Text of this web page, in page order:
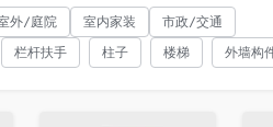
外/庭院 室内家装 市政/交通
栏杆扶手 柱子 楼梯 外墙构